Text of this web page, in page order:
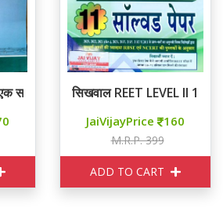
एक समग्र अध्ययन 2026 - 27
सिखवाल REET LEVEL II 11
JaiVijayPrice 160
M.R.P. 399
ADD TO CART